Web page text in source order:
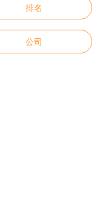
排名
公司